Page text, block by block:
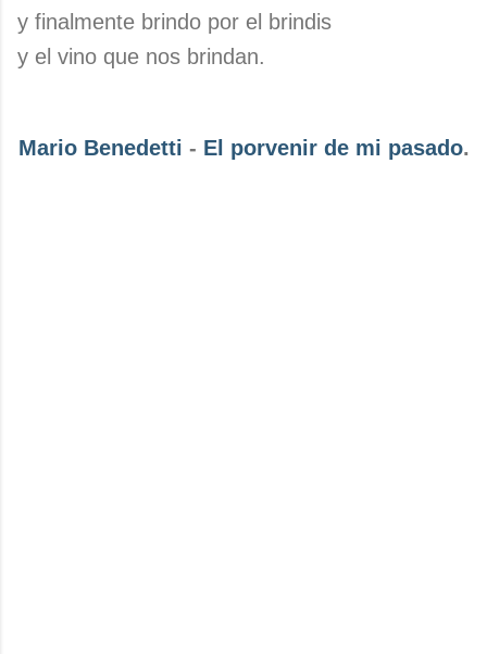
y finalmente brindo por el brindis
y el vino que nos brindan.
Mario Benedetti - El porvenir de mi pasado.